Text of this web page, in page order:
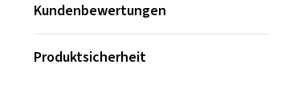
Kundenbewertungen
Produktsicherheit